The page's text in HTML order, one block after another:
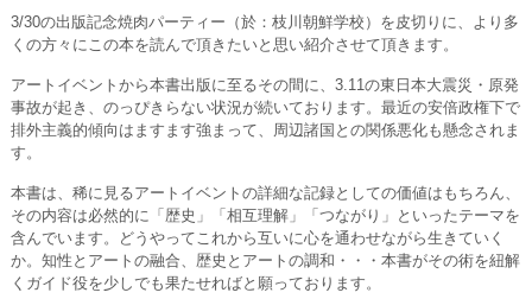
3/30の出版記念焼肉パーティー（於：枝川朝鮮学校）を皮切りに、より多
くの方々にこの本を読んで頂きたいと思い紹介させて頂きます。
アートイベントから本書出版に至るその間に、3.11の東日本大震災・原発
事故が起き、のっぴきらない状況が続いております。最近の安倍政権下で
排外主義的傾向はますます強まって、周辺諸国との関係悪化も懸念されま
す。
本書は、稀に見るアートイベントの詳細な記録としての価値はもちろん、
その内容は必然的に「歴史」「相互理解」「つながり」といったテーマを
含んでいます。どうやってこれから互いに心を通わせながら生きていく
か。知性とアートの融合、歴史とアートの調和・・・本書がその術を紐解
くガイド役を少しでも果たせればと願っております。